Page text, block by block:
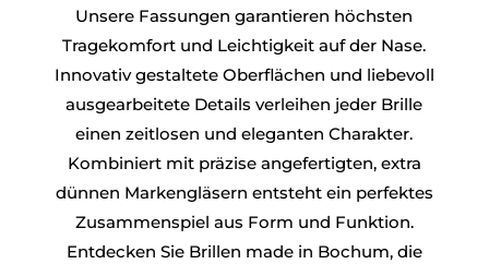
Unsere Fassungen garantieren höchsten
Tragekomfort und Leichtigkeit auf der Nase.
Innovativ gestaltete Oberflächen und liebevoll
ausgearbeitete Details verleihen jeder Brille
einen zeitlosen und eleganten Charakter.
Kombiniert mit präzise angefertigten, extra
dünnen Markengläsern entsteht ein perfektes
Zusammenspiel aus Form und Funktion.
Entdecken Sie Brillen made in Bochum, die